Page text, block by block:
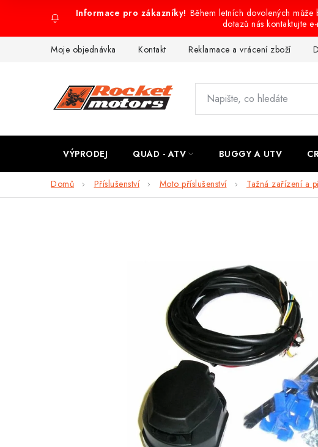
obsah
Během letních dovolených
dotazů nás kontaktujte
Moje objednávka Kontakt Reklamace a vrácení zboží
VÝPRODEJ QUAD - ATV BUGGY A UTV
Domů Příslušenství Moto příslušenství Tažná zařízení a